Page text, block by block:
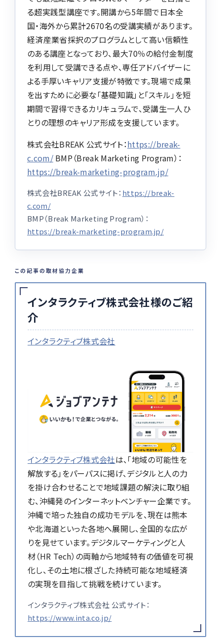
る超実践型講座です。開講から5年間で日本全
国・海外から累計2670名の受講実績があります。
経済産業省採択のプログラムとして高い信頼性
のある講座となっており、最大70％の給付金制度
を利用して受講できる点や、専任アドバイザーに
よる手厚いキャリア支援が特徴です。現場で成果
を出すために必要な「基礎知識」と「スキル」を短
期間で習得できるカリキュラムで、受講生一人ひ
とりの理想のキャリア形成を支援しています。
株式会社BREAK 公式サイト：https://break-
c.com/BMP（Break Marketing Program）：
https://break-marketing-program.jp/
株式会社BREAK 公式サイト： https://break-
c.com/
BMP（Break Marketing Program）：
https://break-marketing-program.jp/
この記事の取材協力企業
インタラクティブ株式会社様のご紹
介
インタラクティブ株式会社
インタラクティブ株式会社は、「地域の可能性を
解放する」をパーパスに掲げ、デジタルと人の力
を掛け合わせることで地域課題の解決に取り組
む、沖縄発のインターネットベンチャー企業です。
沖縄で培った独自の成功モデルを、現在は熊本
や北海道といった各地へ展開し、全国的な広が
りを見せています。デジタルマーケティングと人
材（HR Tech）の両軸から地域特有の価値を可視
化し、その土地に根ざした持続可能な地域経済
の実現を目指して挑戦を続けています。
インタラクティブ株式会社 公式サイト：
https://www.inta.co.jp/